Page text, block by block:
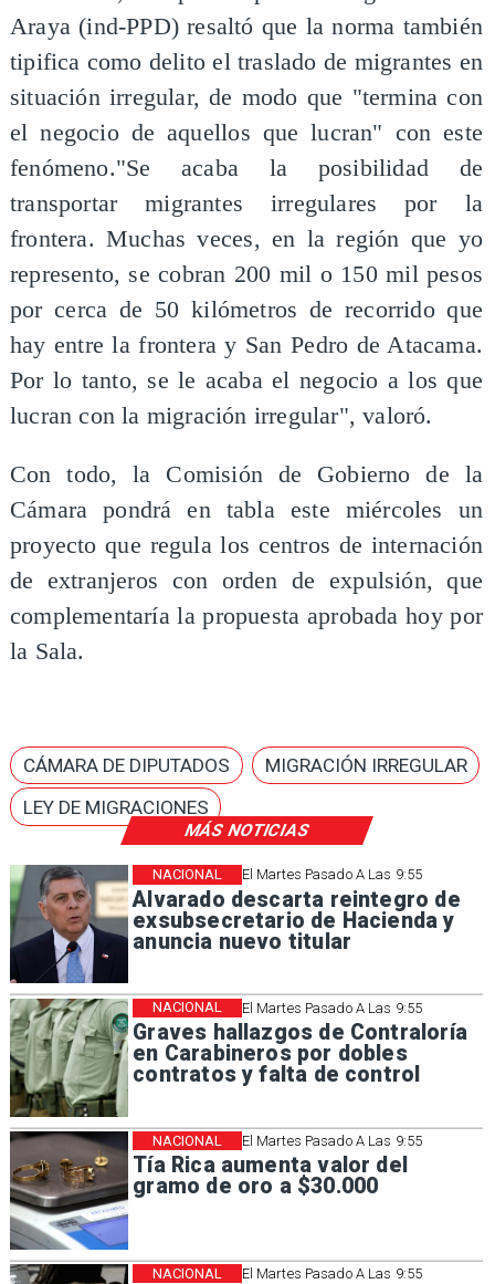
MÁS NOTICIAS
El Martes Pasado A Las 9:55
Alvarado descarta reintegro de
exsubsecretario de Hacienda y
anuncia nuevo titular
NACIONAL
El Martes Pasado A Las 9:55
Graves hallazgos de Contraloría
en Carabineros por dobles
contratos y falta de control
NACIONAL
El Martes Pasado A Las 9:55
Tía Rica aumenta valor del
gramo de oro a $30.000
NACIONAL
El Martes Pasado A Las 9:55
NACIONAL
Araya (ind-PPD) resaltó que la norma también
tipifica como delito el traslado de migrantes en
situación irregular, de modo que "termina con
el negocio de aquellos que lucran" con este
fenómeno."Se acaba la posibilidad de
transportar migrantes irregulares por la
frontera. Muchas veces, en la región que yo
represento, se cobran 200 mil o 150 mil pesos
por cerca de 50 kilómetros de recorrido que
hay entre la frontera y San Pedro de Atacama.
Por lo tanto, se le acaba el negocio a los que
lucran con la migración irregular", valoró.
Con todo, la Comisión de Gobierno de la
Cámara pondrá en tabla este miércoles un
proyecto que regula los centros de internación
de extranjeros con orden de expulsión, que
complementaría la propuesta aprobada hoy por
la Sala.
CÁMARA DE DIPUTADOS
MIGRACIÓN IRREGULAR
LEY DE MIGRACIONES